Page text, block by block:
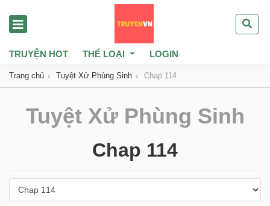
TRUYỆN HOT THỂ LOẠI LOGIN
Trang chủ Tuyệt Xử Phùng Sinh Chap 114
Tuyệt Xử Phùng Sinh
Chap 114